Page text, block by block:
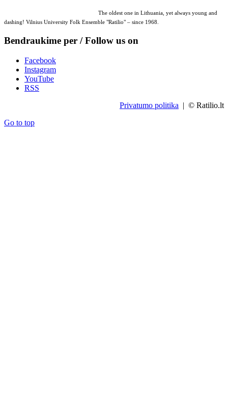
The oldest one in Lithuania, yet always young and
dashing! Vilnius University Folk Ensemble "Ratilio" – since 1968.
Bendraukime per / Follow us on
Facebook
Instagram
YouTube
RSS
Privatumo politika | © Ratilio.lt
Go to top